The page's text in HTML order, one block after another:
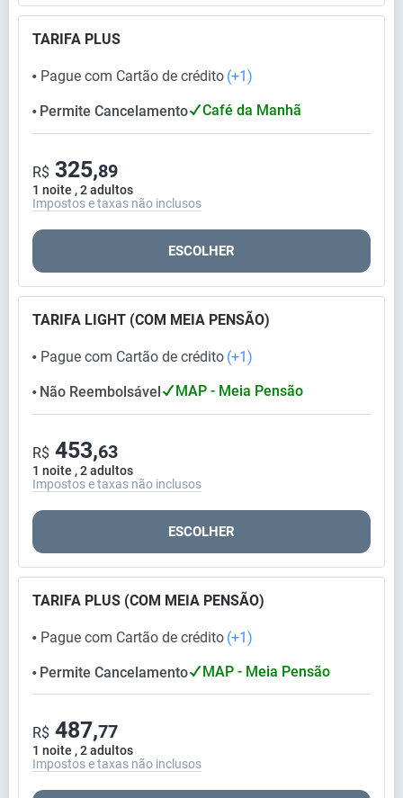
TARIFA PLUS
⬤ Pague com Cartão de crédito (+1)
⬤ Permite Cancelamento Café da Manhã
1 noite , 2 adultos
R$ 325,89
Impostos e taxas não inclusos
ESCOLHER
TARIFA LIGHT (COM MEIA PENSÃO)
⬤ Pague com Cartão de crédito (+1)
⬤ Não Reembolsável MAP - Meia Pensão
1 noite , 2 adultos
R$ 453,63
Impostos e taxas não inclusos
ESCOLHER
TARIFA PLUS (COM MEIA PENSÃO)
⬤ Pague com Cartão de crédito (+1)
⬤ Permite Cancelamento MAP - Meia Pensão
1 noite , 2 adultos
R$ 487,77
Impostos e taxas não inclusos